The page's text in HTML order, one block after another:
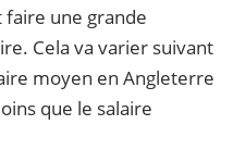
faire une grande
Cela va varier suivant
moyen en Angleterre
que le salaire